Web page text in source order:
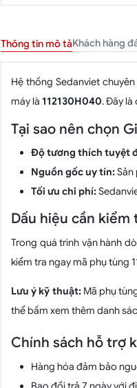
Thông tin mô tảKhách hàng
Hệ thống Sedanviet
máy là112130H040. Đây là
Tại sao nên chọn
Độ tương thích tuyệt
Nguồn gốc uy tín:Sản
Tối ưu chi phí:
Dấu hiệu cần kiểm
Trong quá trình vận hành
kiểm tra ngay mã phụ tùng
Lưu ý kỹ thuật:Mã phụ
thể bấm xem thêm danh
Chính sách hỗ trợ
Hàng hóa đảm bảo